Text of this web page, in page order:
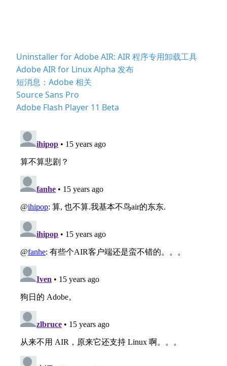
Uninstaller for Adobe AIR: AIR 程序专用卸载工具
Adobe AIR for Linux Alpha 发布
短消息：Adobe 相关
Source Sans Pro
Adobe Flash Player 11 Beta